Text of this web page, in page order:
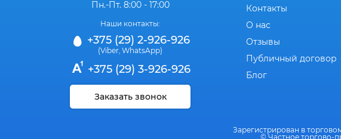
Пн.-Пт. 8:00 - 17:00
Наши контакты:
+375 (29) 2-926-926
(Viber, WhatsApp)
+375 (29) 3-926-926
Заказать звонок
Контакты
О нас
Отзывы
Публичный договор
Блог
Зарегистрирован в
© Частное торгово-